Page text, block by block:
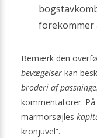
forekommer
Bemærk den
bevægelser kan
broderi af
kommentatorer.
marmorsøjles
kronjuvel”.